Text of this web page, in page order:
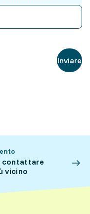
Inviare
contattare
vicino